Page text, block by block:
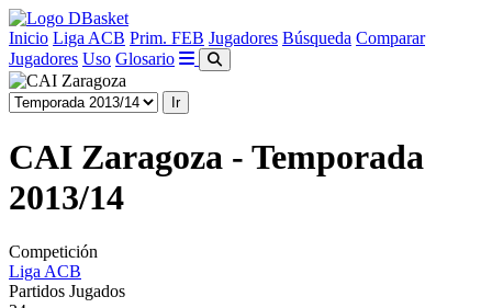
Inicio Liga ACB Prim. FEB Jugadores Búsqueda Comparar
Jugadores Uso Glosario
CAI Zaragoza - Temporada
2013/14
Competición
Liga ACB
Partidos Jugados